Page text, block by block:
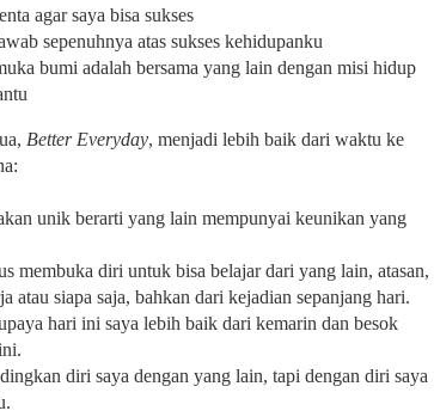
agar saya bisa sukses
sepenuhnya atas sukses kehidupanku
bumi adalah bersama yang lain dengan misi hidup
Better Everyday, menjadi lebih baik dari waktu ke
unik berarti yang lain mempunyai keunikan yang
membuka diri untuk bisa belajar dari yang lain, atasan,
atau siapa saja, bahkan dari kejadian sepanjang hari.
hari ini saya lebih baik dari kemarin dan besok
diri saya dengan yang lain, tapi dengan diri saya